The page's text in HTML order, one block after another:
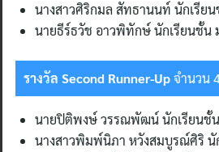
นางสาวศิริกมล สัทธานนท์ นักเรีย
นายธีร์ธวัช อาวพิทักษ์ นักเรียนชั้น
รางวัล Second Runner-Upจำนวน
นายปิติพงษ์ วรรณพัฒน์ นักเรียนชั้
นางสาวพิมพ์นิภา หวังสมบูรณ์ศิริ นั